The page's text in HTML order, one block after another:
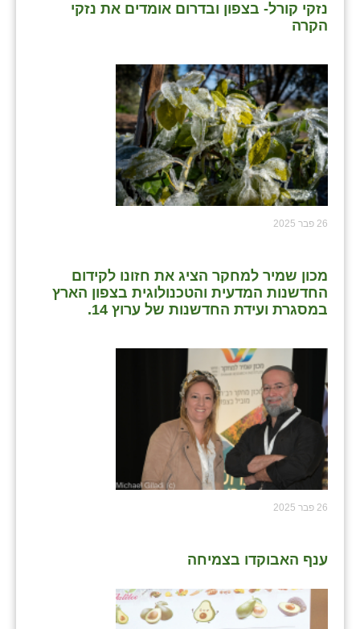
נזקי קורל- בצפון ובדרום אומדים את נזקי
הקרה
26 פבר 2025
מכון שמיר למחקר הציג את חזונו לקידום
החדשנות המדעית והטכנולוגית בצפון הארץ
במסגרת ועידת החדשנות של ערוץ 14.
26 פבר 2025
ענף האבוקדו בצמיחה